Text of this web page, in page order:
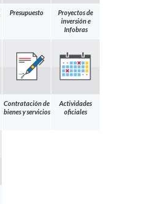
Presupuesto
Proyectos de
inversión e
Infobras
Contratación de
bienes y servicios
Actividades
oficiales